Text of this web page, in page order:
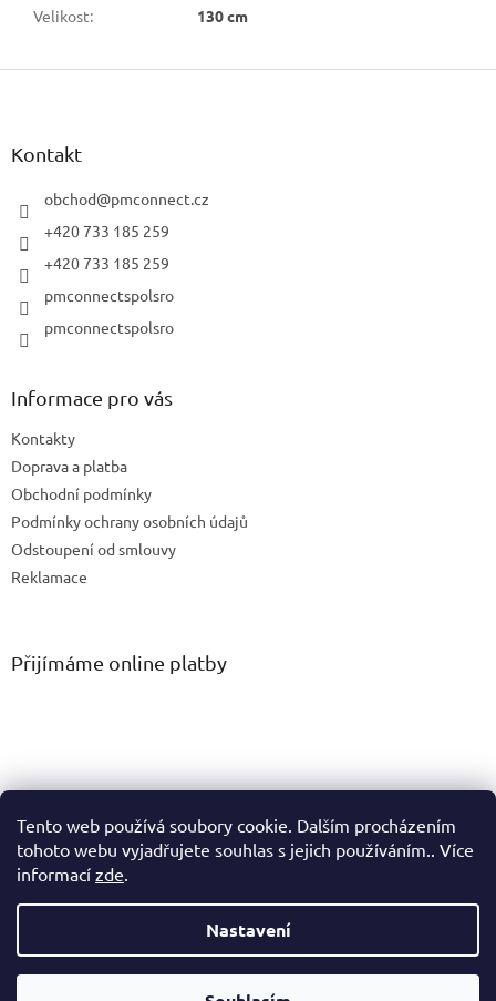
Tento web používá soubory cookie. Dalším procházením
tohoto webu vyjadřujete souhlas s jejich používáním.. Více
informací zde.
Nastavení
Velikost: 130 cm
Z
Kontakt
obchod@pmconnect.cz
+420 733 185 259
+420 733 185 259
pmconnectspolsro
pmconnectspolsro
Informace pro vás
Kontakty
Doprava a platba
Obchodní podmínky
Podmínky ochrany osobních údajů
Odstoupení od smlouvy
Reklamace
Přijímáme online platby
Copyright 2026PM Connect spol. s r.o.. Všechna práva